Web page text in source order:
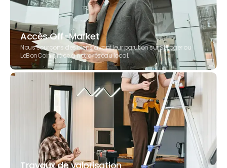
Accès Off-Market
Nous sourçons des biens avant leur parution sur SeLoger ou
LeBonCoin grâce à notre réseau local.
Travaux de valorisation